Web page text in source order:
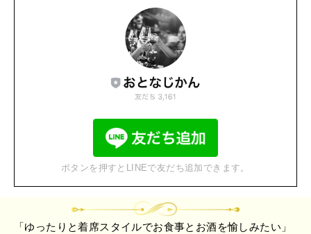
ボタンを押すとLINEで友だち追加できます。
「ゆったりと着席スタイルでお食事とお酒を愉しみたい」